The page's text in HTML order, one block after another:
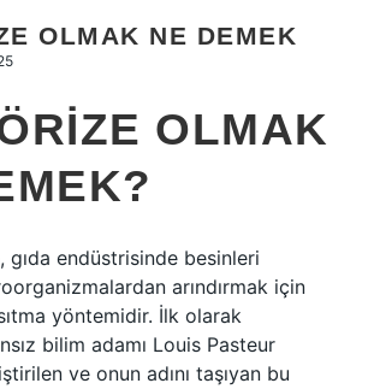
OLMAK NE DEMEK
OLMAK
gıda endüstrisinde besinleri
arındırmak için
yöntemidir. İlk olarak
bilim adamı Louis Pasteur
ve onun adını taşıyan bu